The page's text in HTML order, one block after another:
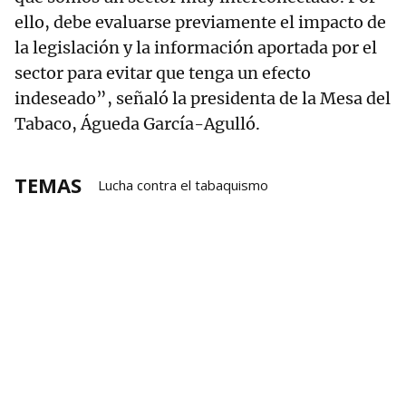
ello, debe evaluarse previamente el impacto de
la legislación y la información aportada por el
sector para evitar que tenga un efecto
indeseado”, señaló la presidenta de la Mesa del
Tabaco, Águeda García-Agulló.
TEMAS Lucha contra el tabaquismo